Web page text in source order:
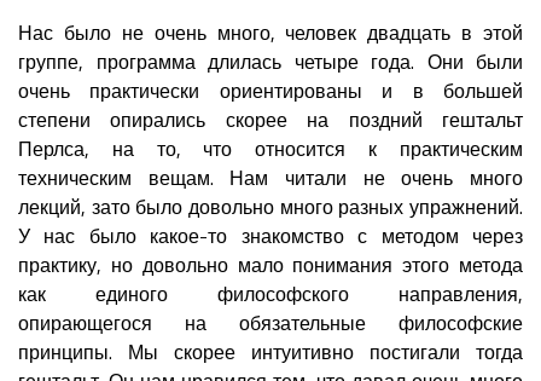
Нас было не очень много, человек двадцать в этой
группе, программа длилась четыре года. Они были
очень практически ориентированы и в большей
степени опирались скорее на поздний гештальт
Перлса, на то, что относится к практическим
техническим вещам. Нам читали не очень много
лекций, зато было довольно много разных упражнений.
У нас было какое-то знакомство с методом через
практику, но довольно мало понимания этого метода
как единого философского направления,
опирающегося на обязательные философские
принципы. Мы скорее интуитивно постигали тогда